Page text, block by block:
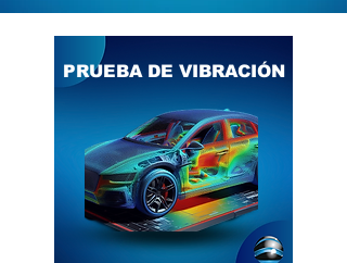
PRUEBA DE VIBRACIÓN